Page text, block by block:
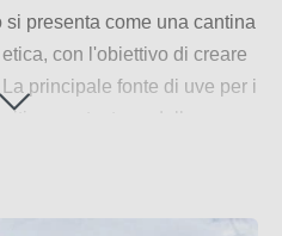
presenta come una cantina
con l'obiettivo di creare
principale fonte di uve per i
autoctono della
di oliva e offre
vino per chi desidera